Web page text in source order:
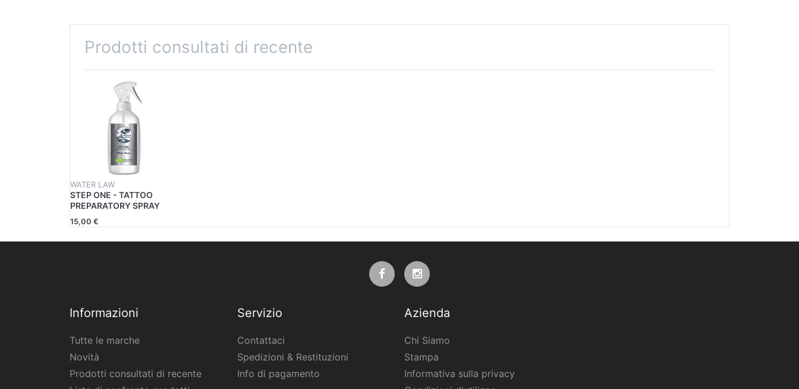
Prodotti consultati di recente
WATER LAW
STEP ONE - TATTOO
PREPARATORY SPRAY
15,00 €
Informazioni
Tutte le marche
Novità
Prodotti consultati di recente
Servizio
Contattaci
Spedizioni & Restituzioni
Info di pagamento
Azienda
Chi Siamo
Stampa
Informativa sulla privacy